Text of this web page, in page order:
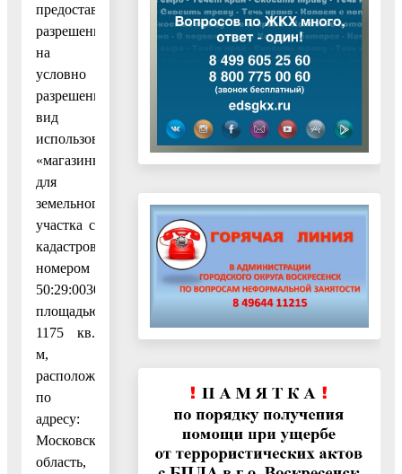
предоставлении
разрешения
на
условно
разрешенный
вид
использования
«магазины»
для
земельного
участка с
кадастровым
номером
50:29:0030102:4114,
площадью
1175 кв.
м,
расположенного
по
адресу:
Московская
область,